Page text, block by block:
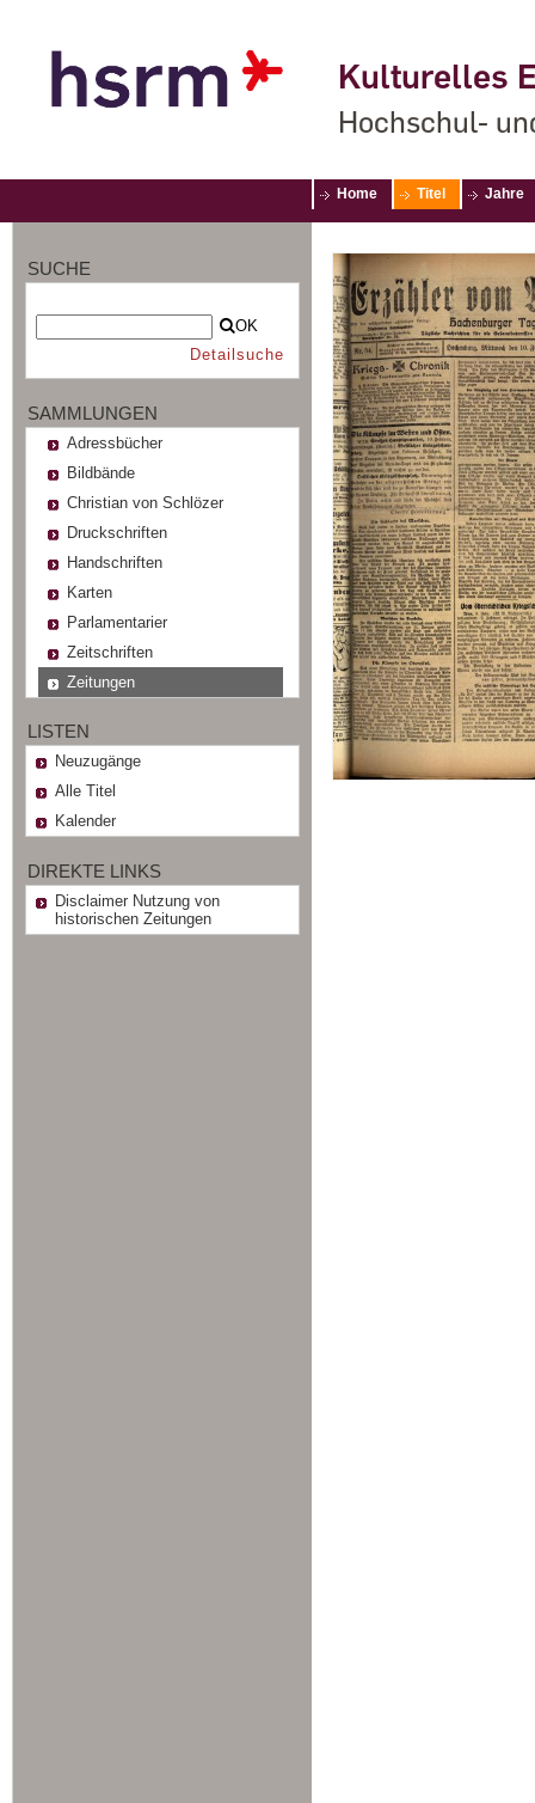
Kulturelles
Hochschul-
Home Titel Jahre
SUCHE
OK
Detailsuche
SAMMLUNGEN
Adressbücher
Bildbände
Christian von Schlözer
Druckschriften
Handschriften
Karten
Parlamentarier
Zeitschriften
Zeitungen
LISTEN
Neuzugänge
Alle Titel
Kalender
DIREKTE LINKS
Disclaimer Nutzung von
historischen Zeitungen